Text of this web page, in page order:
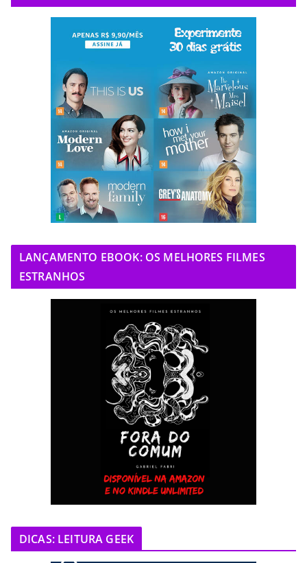
LANÇAMENTO EBOOK: OS MELHORES FILMES
ESTRANHOS
DICAS: LEITURA GEEK